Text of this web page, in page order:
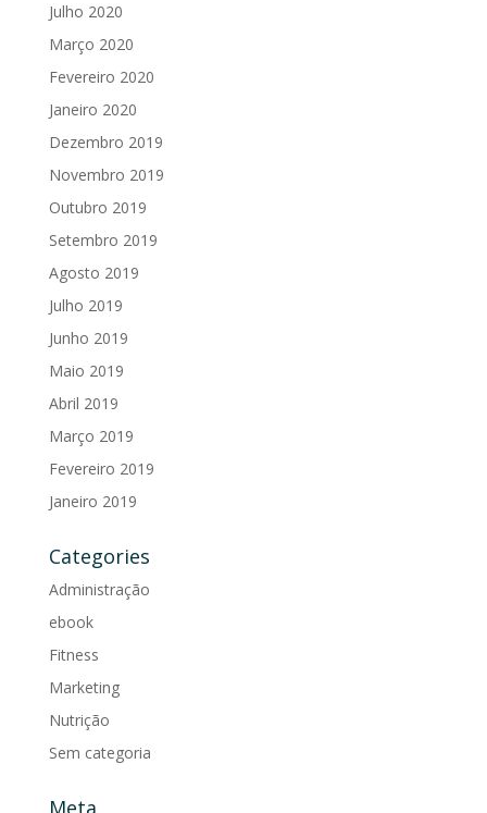
Julho 2020
Março 2020
Fevereiro 2020
Janeiro 2020
Dezembro 2019
Novembro 2019
Outubro 2019
Setembro 2019
Agosto 2019
Julho 2019
Junho 2019
Maio 2019
Abril 2019
Março 2019
Fevereiro 2019
Janeiro 2019
Categories
Administração
ebook
Fitness
Marketing
Nutrição
Sem categoria
Meta